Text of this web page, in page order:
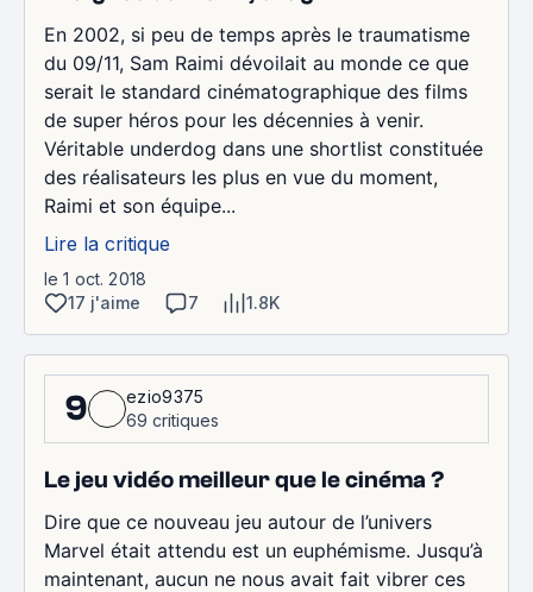
En 2002, si peu de temps après le traumatisme
du 09/11, Sam Raimi dévoilait au monde ce que
serait le standard cinématographique des films
de super héros pour les décennies à venir.
Véritable underdog dans une shortlist constituée
des réalisateurs les plus en vue du moment,
Raimi et son équipe...
Lire la critique
le 1 oct. 2018
17 j'aime
7 1.8K
9
ezio9375
69 critiques
Le jeu vidéo meilleur que le cinéma ?
Dire que ce nouveau jeu autour de l’univers
Marvel était attendu est un euphémisme. Jusqu’à
maintenant, aucun ne nous avait fait vibrer ces